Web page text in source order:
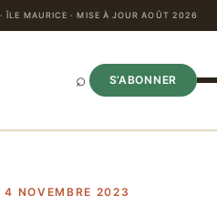
ÎLE MAURICE · MISE À JOUR AOÛT 2026
⌕ S’ABONNER
4 NOVEMBRE 2023